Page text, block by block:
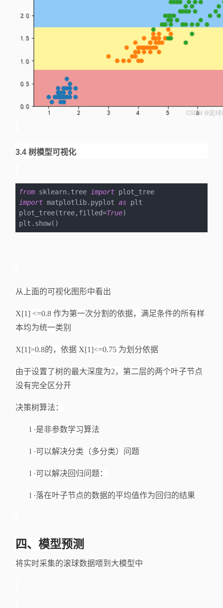
3.4 树模型可视化
from sklearn.tree import
import matplotlib.pyplot as plt
plot_tree(tree,filled=True)
plt.show()
从上面的可视化图形中看出
X[1] <=0.8 作为第一次分割的依据，满足条件的所有样
本均为统一类别
X[1]>0.8的，依据 X[1]<=0.75 为划分依据
由于设置了树的最大深度为2，第二层的两个叶子节点
没有完全区分开
决策树算法：
l ·是非参数学习算法
l ·可以解决分类（多分类）问题
l ·可以解决回归问题：
l ·落在叶子节点的数据的平均值作为回归的结果
四、模型预测
将实时采集的滚球数据喂到大模型中